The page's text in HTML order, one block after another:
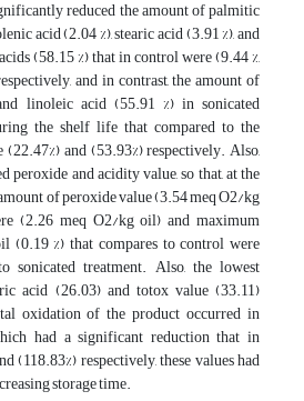
reduced the amount of palmitic
acid (2.04 %), stearic acid (3.91 %), and
(58.15 %) that in control were (9.44 %,
and in contrast, the amount of
linoleic acid (55.91 %) in sonicated
the shelf life that compared to the
and (53.93%) respectively. Also,
peroxide and acidity value, so that, at the
of peroxide value (3.54 meq O2/kg
(2.26 meq O2/kg oil) and maximum
%) that compares to control were
sonicated treatment. Also, the lowest
acid (26.03) and totox value (33.11)
oxidation of the product occurred in
had a significant reduction that in
(118.83%) respectively, these values had
storage time.